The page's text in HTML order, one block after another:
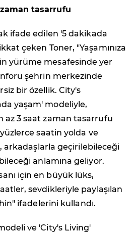
tasarrufu
ifade edilen '5 dakikada
çeken Toner, "Yaşamınıza
yürüme mesafesinde yer
şehrin merkezinde
bir özellik. City's
yaşam' modeliyle,
az 3 saat zaman tasarrufu
saatin yolda ve
geçirilebileceği
anlamına geliyor.
için en büyük lüks,
sevdikleriyle paylaşılan
ifadelerini kullandı.
ve 'City's Living'